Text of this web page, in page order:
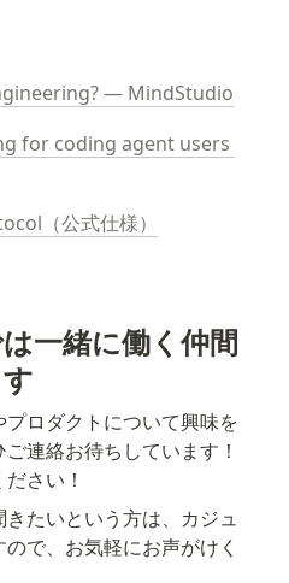
— MindStudio
for coding agent users
（公式仕様）
一緒に働く仲間
ロダクトについて興味を
連絡お待ちしています！
さい！
たいという方は、カジュ
で、お気軽にお声がけく